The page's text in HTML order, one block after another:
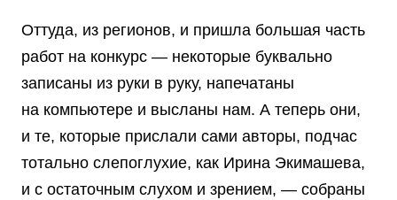
Оттуда, из регионов, и пришла большая часть
работ на конкурс — некоторые буквально
записаны из руки в руку, напечатаны
на компьютере и высланы нам. А теперь они,
и те, которые прислали сами авторы, подчас
тотально слепоглухие, как Ирина Экимашева,
и с остаточным слухом и зрением, — собраны